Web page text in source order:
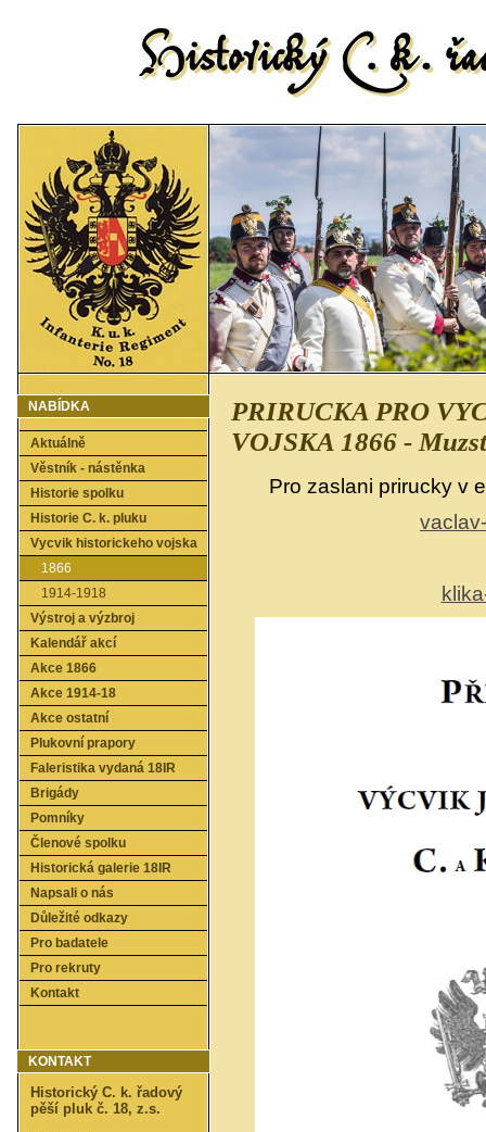
NABÍDKA
Aktuálně
Věstník - nástěnka
Historie spolku
Historie C. k. pluku
Vycvik historickeho vojska
1866
1914-1918
Výstroj a výzbroj
Kalendář akcí
Akce 1866
Akce 1914-18
Akce ostatní
Plukovní prapory
Faleristika vydaná 18IR
Brigády
Pomníky
Členové spolku
Historická galerie 18IR
Napsali o nás
Důležité odkazy
Pro badatele
Pro rekruty
Kontakt
KONTAKT
Historický C. k. řadový
pěší pluk č. 18, z.s.
PRIRUCKA PRO
VOJSKA 1866 -
Pro zaslani prirucky v